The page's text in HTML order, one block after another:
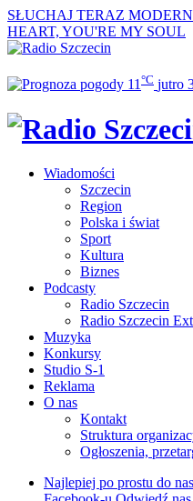
SŁUCHAJ TERAZ
HEART, YOU'RE MY SOUL
11 °C jutro
Wiadomości
Szczecin
Region
Polska i świat
Sport
Kultura
Biznes
Podcasty
Radio Szczecin
Radio Szczecin
Muzyka
Konkursy
Studio S-1
Reklama
O nas
Kontakt
Struktura
Ogłoszenia,
Najlepiej po prostu do